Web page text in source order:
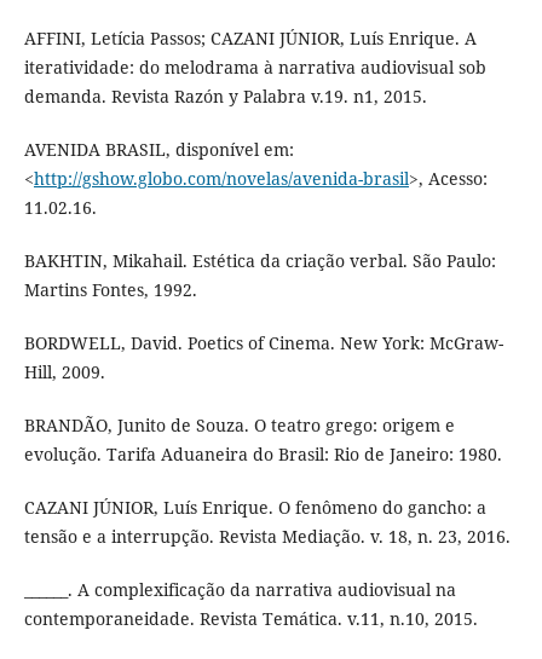
AFFINI, Letícia Passos; CAZANI JÚNIOR, Luís Enrique. A
iteratividade: do melodrama à narrativa audiovisual sob
demanda. Revista Razón y Palabra v.19. n1, 2015.
AVENIDA BRASIL, disponível em:
<http://gshow.globo.com/novelas/avenida-brasil>, Acesso:
11.02.16.
BAKHTIN, Mikahail. Estética da criação verbal. São Paulo:
Martins Fontes, 1992.
BORDWELL, David. Poetics of Cinema. New York: McGraw-
Hill, 2009.
BRANDÃO, Junito de Souza. O teatro grego: origem e
evolução. Tarifa Aduaneira do Brasil: Rio de Janeiro: 1980.
CAZANI JÚNIOR, Luís Enrique. O fenômeno do gancho: a
tensão e a interrupção. Revista Mediação. v. 18, n. 23, 2016.
______. A complexificação da narrativa audiovisual na
contemporaneidade. Revista Temática. v.11, n.10, 2015.